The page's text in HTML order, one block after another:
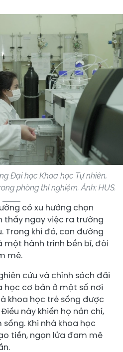
Đại học Khoa học Tự nhiên,
phòng thí nghiệm. Ảnh: HUS.
có xu hướng chọn
thấy ngay việc ra trường
Trong khi đó, con đường
một hành trình bền bỉ, đòi
mê.
cứu và chính sách đãi
học cơ bản ở một số nơi
khoa học trẻ sống được
này khiến họ nản chí,
Khi nhà khoa học
tiền, ngọn lửa đam mê